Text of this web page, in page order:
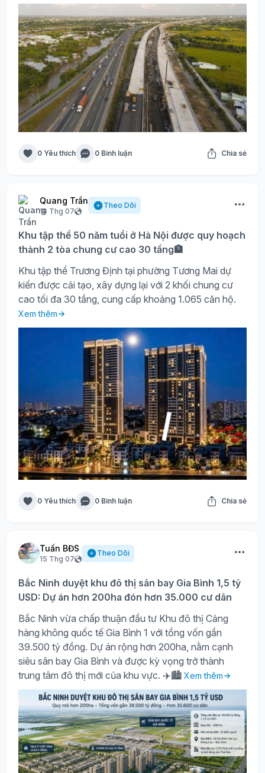
0 Yêu thích 0 Bình luận Chia sẻ
Quang Trần
16 Thg 07
Theo Dõi
Khu tập thể 50 năm tuổi ở Hà Nội được quy hoạch
thành 2 tòa chung cư cao 30 tầng🏦
Khu tập thể Trương Định tại phường Tương Mai dự
kiến được cải tạo, xây dựng lại với 2 khối chung cư
cao tối đa 30 tầng, cung cấp khoảng 1.065 căn hộ.
Xem thêm
0 Yêu thích 0 Bình luận Chia sẻ
Tuấn BĐS
15 Thg 07
Theo Dõi
Bắc Ninh duyệt khu đô thị sân bay Gia Bình 1,5 tỷ
USD: Dự án hơn 200ha đón hơn 35.000 cư dân
Bắc Ninh vừa chấp thuận đầu tư Khu đô thị Cảng
hàng không quốc tế Gia Bình 1 với tổng vốn gần
39.500 tỷ đồng. Dự án rộng hơn 200ha, nằm cạnh
siêu sân bay Gia Bình và được kỳ vọng trở thành
trung tâm đô thị mới của khu vực. ✈️🏙️ Xem thêm